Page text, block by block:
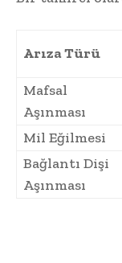
Arıza Türü
Mafsal
Aşınması
Mil Eğilmesi
Bağlantı Dişi
Aşınması